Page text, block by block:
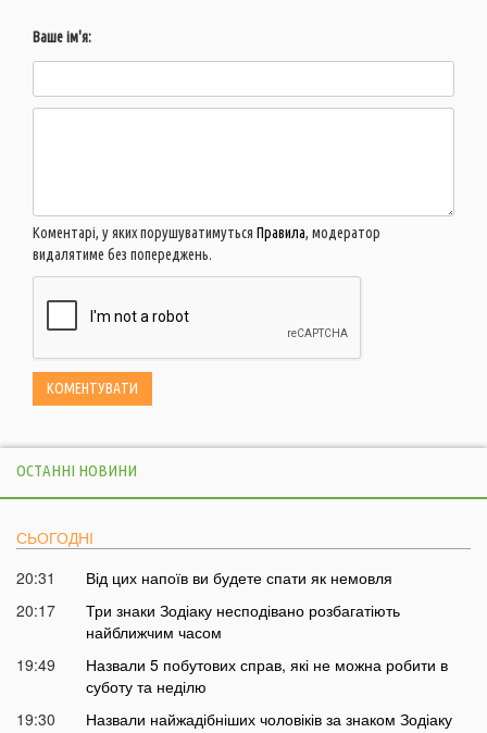
Ваше ім'я:
Коментарі, у яких порушуватимуться Правила, модератор
видалятиме без попереджень.
ОСТАННІ НОВИНИ
СЬОГОДНІ
20:31
Від цих напоїв ви будете спати як немовля
20:17
Три знаки Зодіаку несподівано розбагатіють
найближчим часом
19:49
Назвали 5 побутових справ, які не можна робити в
суботу та неділю
19:30
Назвали найжадібніших чоловіків за знаком Зодіаку